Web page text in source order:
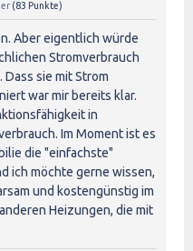
(83 Punkte)
Aber eigentlich würde
Stromverbrauch
sie mit Strom
war mir bereits klar.
in
Im Moment ist es
die "einfachste"
ich möchte gerne wissen,
und kostengünstig im
Heizungen, die mit